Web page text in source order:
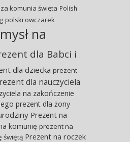
komunia święta Polish
polski owczarek
na
dla Babci i
dla dziecka prezent
dla nauczyciela
na zakończenie
prezent dla żony
Prezent na
komunię prezent na
świętą Prezent na roczek